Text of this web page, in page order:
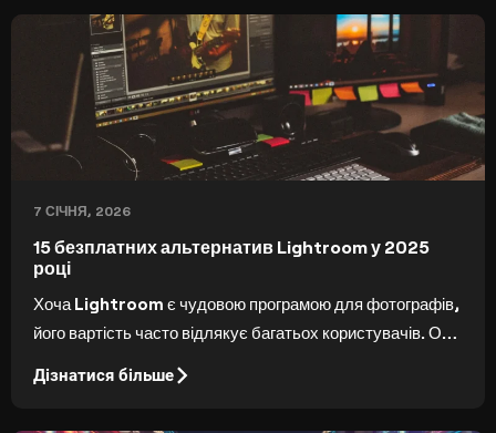
7 СІЧНЯ, 2026
15 безплатних альтернатив Lightroom у 2025
році
Хоча Lightroom є чудовою програмою для фотографів,
його вартість часто відлякує багатьох користувачів. Ось
нададуть вам професійні інструменти без необхідності
Дізнатися більше